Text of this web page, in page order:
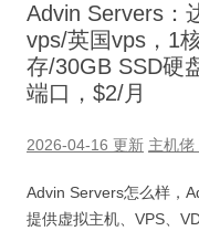
Advin Servers：
vps/英国vps，1
存/30GB SSD硬
端口，$2/月
2026-04-16 更新 主机佬
Advin Servers怎么样，
提供虚拟主机、VPS、